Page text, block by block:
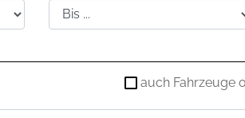
auch Fahrzeuge